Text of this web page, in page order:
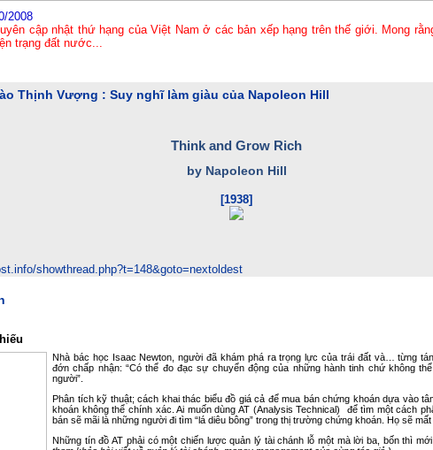
2008
cập nhật thứ hạng của Việt Nam ở các bản xếp hạng trên thế giới. Mong
trạng đất nước...
Thịnh Vượng : Suy nghĩ làm giàu của Napoleon Hill
Think and Grow Rich
by Napoleon Hill
[1938]
showthread.php?t=148&goto=nextoldest
Nhà bác học Isaac Newton, người đã khám phá ra trọng lực của trái đất và… từng
đớn chấp nhận: “Có thể đo đạc sự chuyển động của những hành tinh chứ không
người”.
Phân tích kỹ thuật; cách khai thác biểu đồ giá cả để mua bán chứng khoán dựa vào
khoán không thể chính xác. Ai muốn dùng AT (Analysis Technical) để tìm một cách
bán sẽ mãi là những người đi tìm “lá diêu bông” trong thị trường chứng khoán. Họ sẽ
Những tín đồ AT phải có một chiến lược quản lý tài chánh lỗ một mà lời ba, bốn thì